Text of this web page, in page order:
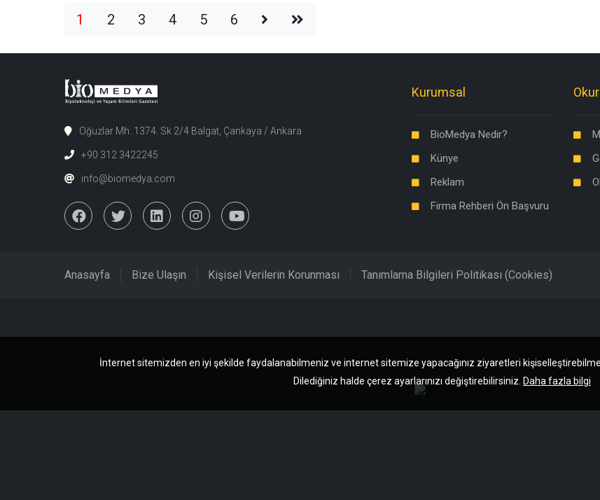
1 2 3 4 5 6
İnternet sitemizden en iyi şekilde faydalanabilmeniz ve internet sitemize yapacağınız ziyaretleri
Dilediğiniz halde çerez ayarlarınızı değiştirebilirsiniz. Daha fazla bilgi
Oğuzlar Mh. 1374. Sk 2/4 Balgat, Çankaya / Ankara
+90 312 3422245
info@biomedya.com
Kurumsal
BioMedya Nedir?
Künye
Reklam
Firma Rehberi Ön Başvuru
Anasayfa Bize Ulaşın Kişisel Verilerin Korunması Tanımlama Bilgileri Politikası (Cookies)